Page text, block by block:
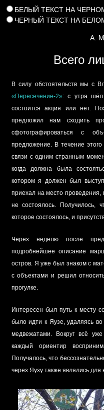
БЕЛЫЙ ТЕКСТ НА
ЧЕРНЫЙ ТЕКСТ НА
А.
Всего
В силу обстоятельств мы с
«Пересечение-2»: с утра
состоится акция или нет.
предложил нам сходить
сфотографироваться с
предложение. В течение
связи с одним странным
когда должна была
котором я должен был
приехал на место
не состоялось. Получилось,
которое состоялось, и
Через неделю после
подробнейшее описание
остров. Я уже был знаком с
с объектами и решил
прогулке.
Интересен был путь к месту
было идти к Яузе, удаляясь
медвежатами. Вокруг всё
каждый ориентир
Получалось, что
через Яузу также являлись